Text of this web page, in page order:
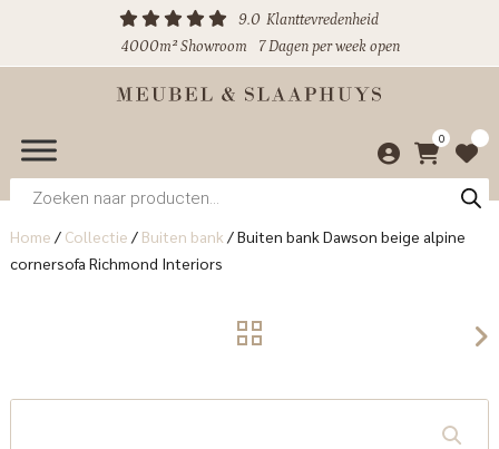
9.0 Klanttevredenheid
4000m² Showroom
7 Dagen per week open
0
Producten
zoeken
Home / Collectie / Buiten bank /Buiten bank Dawson beige alpine
cornersofa Richmond Interiors